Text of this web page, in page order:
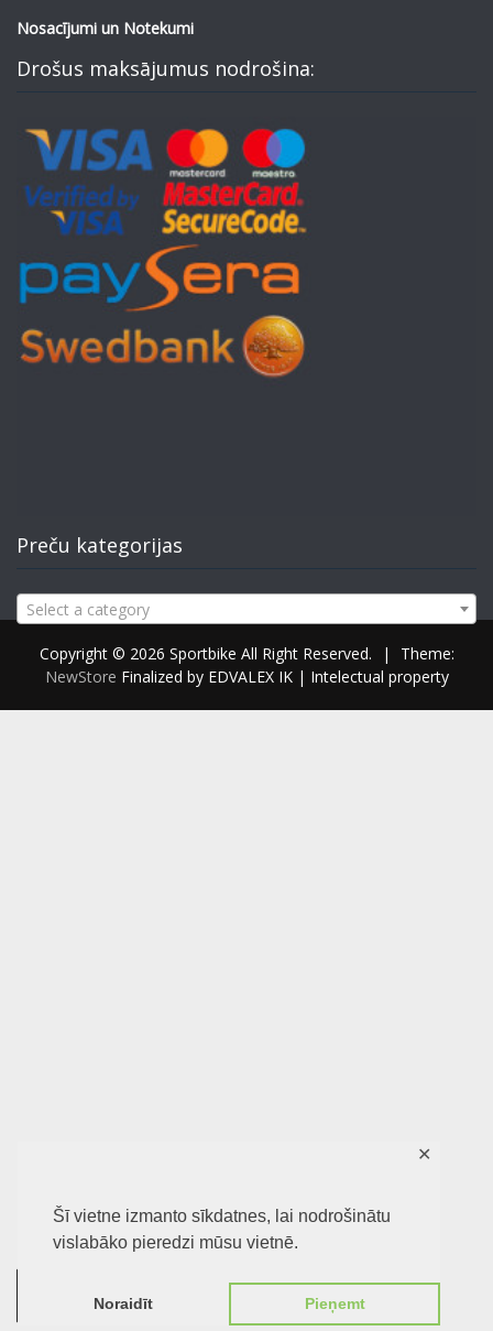
Šī vietne izmanto sīkdatnes, lai nodrošinātu
vislabāko pieredzi mūsu vietnē.
Noraidīt Pieņemt
✕
Nosacījumi un Notekumi
Drošus maksājumus nodrošina:
Preču kategorijas
Select a category
Copyright © 2026 Sportbike All Right Reserved. |
Theme:
NewStore Finalized by EDVALEX IK | Intelectual property